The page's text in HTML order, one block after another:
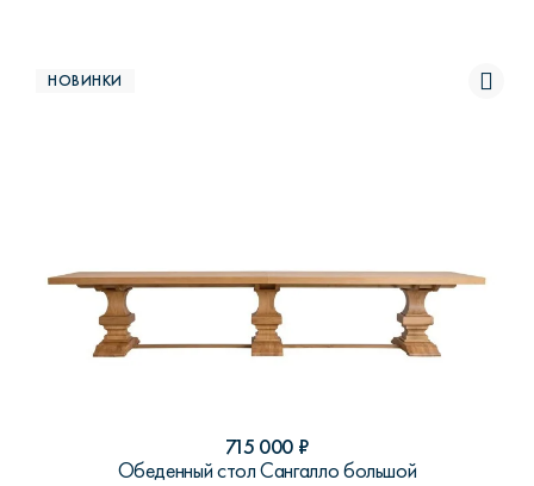
НОВИНКИ
715 000 ₽
Обеденный стол Сангалло большой